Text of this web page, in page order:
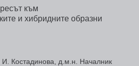
към
и хибридните образни
Костадинова, д.м.н. Началник